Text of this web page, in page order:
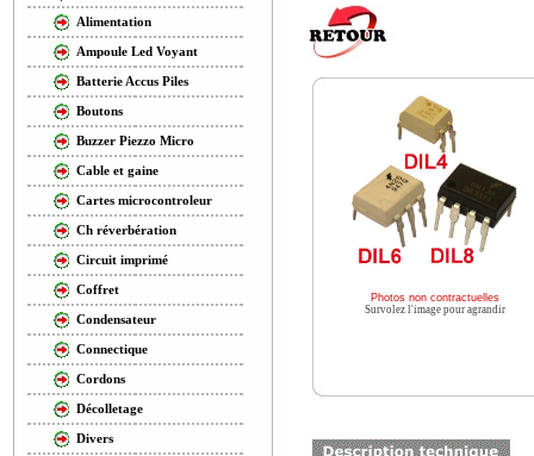
Alimentation
Ampoule Led Voyant
Batterie Accus Piles
Boutons
Buzzer Piezzo Micro
Cable et gaine
Cartes microcontroleur
Ch réverbération
Circuit imprimé
Coffret
Condensateur
Connectique
Cordons
Décolletage
Divers
Photos non contractuelles
Survolez l'image pour agrandir